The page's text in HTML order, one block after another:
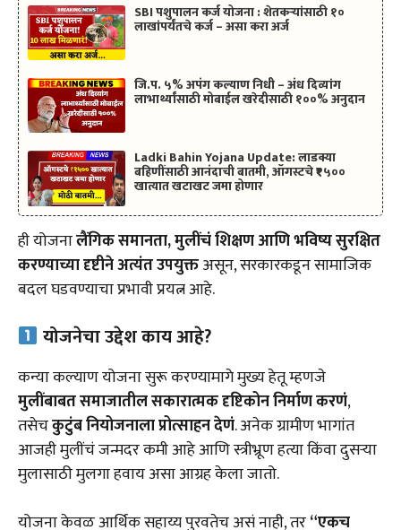
SBI पशुपालन कर्ज योजना : शेतकऱ्यांसाठी १०
लाखांपर्यंतचे कर्ज – असा करा अर्ज
जि.प. ५% अपंग कल्याण निधी – अंध दिव्यांग
लाभार्थ्यांसाठी मोबाईल खरेदीसाठी १००% अनुदान
Ladki Bahin Yojana Update: लाडक्या
बहिणींसाठी आनंदाची बातमी, ऑगस्टचे ₹१५००
खात्यात खटाखट जमा होणार
ही योजनालैंगिक समानता, मुलींचं शिक्षण आणि भविष्य सुरक्षित
करण्याच्या दृष्टीने अत्यंत उपयुक्तअसून, सरकारकडून सामाजिक
बदल घडवण्याचा प्रभावी प्रयत्न आहे.
योजनेचा उद्देश काय आहे?
कन्या कल्याण योजना सुरू करण्यामागे मुख्य हेतू म्हणजे
मुलींबाबत समाजातील सकारात्मक दृष्टिकोन निर्माण करणं,
तसेचकुटुंब नियोजनाला प्रोत्साहन देणं. अनेक ग्रामीण भागांत
आजही मुलींचं जन्मदर कमी आहे आणि स्त्रीभ्रूण हत्या किंवा दुसऱ्या
मुलासाठी मुलगा हवाय असा आग्रह केला जातो.
योजना केवळ आर्थिक सहाय्य पुरवतेच असं नाही, तर“एकच